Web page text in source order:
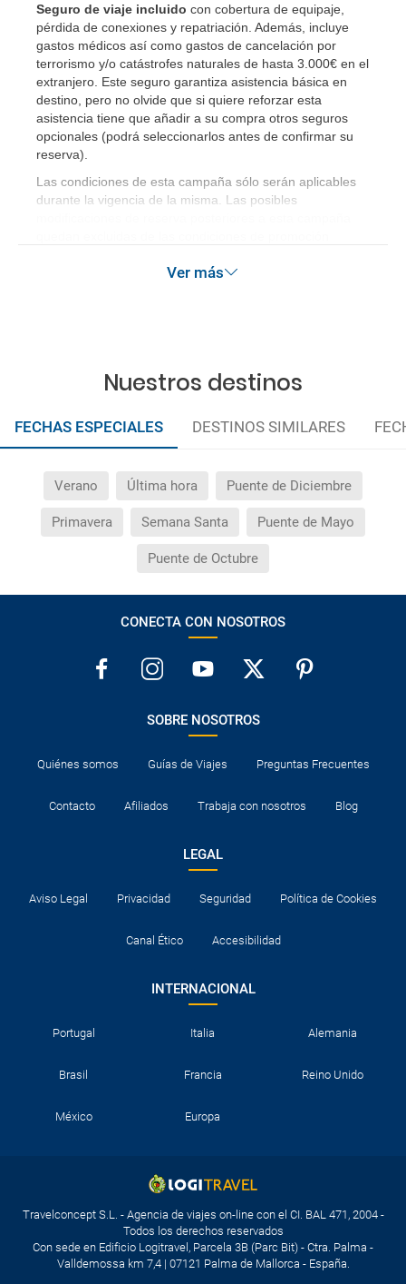
dirigirme?
¿Incluye algún seguro de viaje mi reserva?
¿Cuáles son las condiciones generales en las
reservas de viajes?
¿Cuáles son los impuestos de entrada y salida del
país si viajo a América?
al hotel o viceversa no ha aparecido?
precio de un adulto?
¿Cuántas veces debo imprimir el bono de los
Seguro de viaje incluido con cobertura de equipaje,
pérdida de conexiones y repatriación. Además, incluye
gastos médicos así como gastos de cancelación por
terrorismo y/o catástrofes naturales de hasta 3.000€ en el
extranjero. Este seguro garantiza asistencia básica en
destino, pero no olvide que si quiere reforzar esta
asistencia tiene que añadir a su compra otros seguros
opcionales (podrá seleccionarlos antes de confirmar su
reserva)
Las condiciones de esta campaña sólo serán aplicables
durante la vigencia de la misma. Las posibles
Ver más
Nuestros destinos
FECHAS ESPECIALES DESTINOS SIMILARES
Verano Última hora Puente de Diciembre
Primavera Semana Santa Puente de Mayo
Puente de Octubre
CONECTA CON NOSOTROS
SOBRE NOSOTROS
Quiénes somos Guías de Viajes Preguntas Frecuentes
Contacto Afiliados Trabaja con nosotros Blog
LEGAL
Aviso Legal Privacidad Seguridad Política de Cookies
Canal Ético Accesibilidad
INTERNACIONAL
Portugal Italia Alemania
Brasil Francia Reino Unido
México Europa
Travelconcept S.L. - Agencia de viajes on-line con el CI. BAL 471, 2004 -
Todos los derechos reservados
Con sede en Edificio Logitravel, Parcela 3B (Parc Bit) - Ctra. Palma -
Valldemossa km 7,4 | 07121 Palma de Mallorca - España.